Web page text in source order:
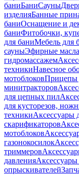
баниБаниСауны
изделияБанные
баниОснащение и
баниФитобочки,
для баниМебель для
сауныЭфирные масла
гидромассажем
техникиНавесное
мотоблоковПрицепы
минитракторов
для цепных пил
для кусторезов,
техникиАксессуары
скарификаторов
мотоблоков
газонокосилок
триммеров
давления
опрыскивателей